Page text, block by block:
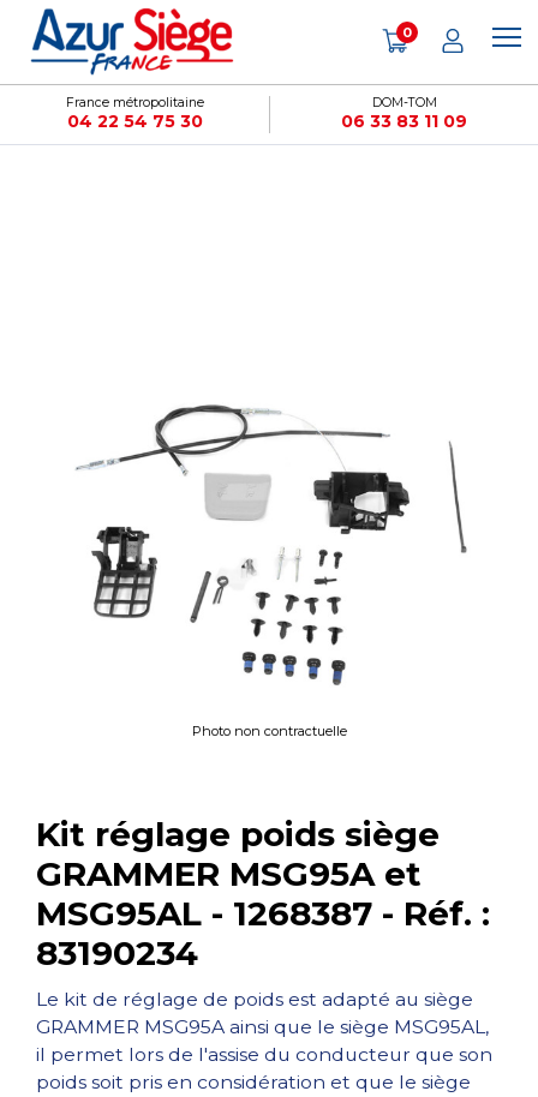
France métropolitaine
04 22 54 75 30
DOM-TOM
06 33 83 11 09
0
Kit réglage poids siège
GRAMMER MSG95A et
MSG95AL - 1268387 - Réf. :
83190234
Le kit de réglage de poids est adapté au siège
GRAMMER MSG95A ainsi que le siège MSG95AL,
il permet lors de l'assise du conducteur que son
poids soit pris en considération et que le siège
Photo non contractuelle
Panneau de gestion des cookies